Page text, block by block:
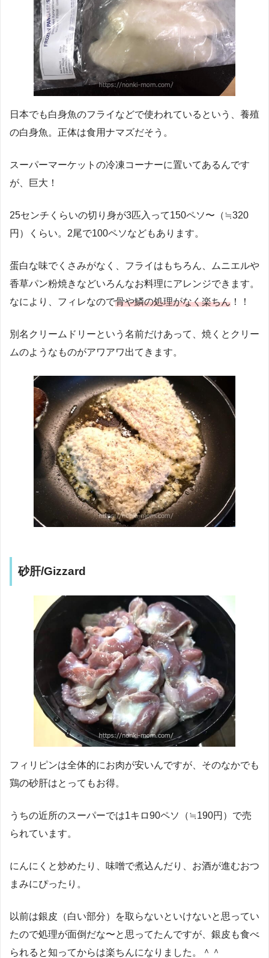
日本でも白身魚のフライなどで使われているという、養殖
の白身魚。正体は食用ナマズだそう。
スーパーマーケットの冷凍コーナーに置いてあるんです
が、巨大！
25センチくらいの切り身が3匹入って150ペソ〜（≒320
円）くらい。2尾で100ペソなどもあります。
蛋白な味でくさみがなく、フライはもちろん、ムニエルや
香草パン粉焼きなどいろんなお料理にアレンジできます。
なにより、フィレなので骨や鱗の処理がなく楽ちん ！！
別名クリームドリーという名前だけあって、焼くとクリー
ムのようなものがアワアワ出てきます。
砂肝/Gizzard
フィリピンは全体的にお肉が安いんですが、そのなかでも
鶏の砂肝はとってもお得。
うちの近所のスーパーでは1キロ90ペソ（≒190円）で売
られています。
にんにくと炒めたり、味噌で煮込んだり、お酒が進むおつ
まみにぴったり。
以前は銀皮（白い部分）を取らないといけないと思ってい
たので処理が面倒だな〜と思ってたんですが、銀皮も食べ
られると知ってからは楽ちんになりました。＾＾